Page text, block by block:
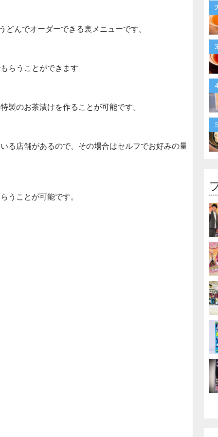
どんでオーダーできる裏メニューです。
らうことができます
製のお茶漬けを作ることが可能です。
る店舗があるので、その場合はセルフでお好みの量
うことが可能です。